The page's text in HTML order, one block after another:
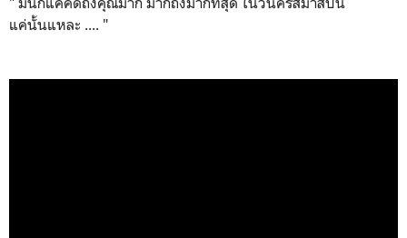
แค่นั้นแหละ .... "